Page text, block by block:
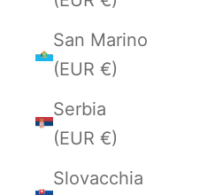
San Marino
(EUR €)
Serbia
(EUR €)
Slovacchia